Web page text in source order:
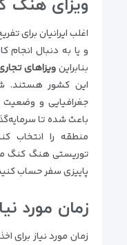
ویزای هنگ
اغلب ایرانیان برای
و یا به دنبال
بنابراینویزاهای
این کشور هستند.
جغرافیایی و
باعث شده تا
منطقه را انتخاب
توریستی هنگ کنگ
پاییزی سفر حساب
زمان مورد
زمان مورد نیاز برای